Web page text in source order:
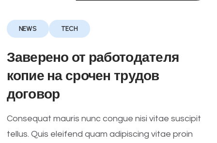
NEWS TECH
Заверено от работодателя
копие на срочен трудов
договор
Consequat mauris nunc congue nisi vitae suscipit
tellus. Quis eleifend quam adipiscing vitae proin